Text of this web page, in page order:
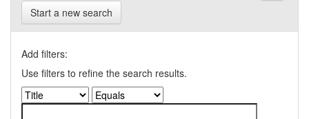
Start a new search
Add filters:
Use filters to refine the search results.